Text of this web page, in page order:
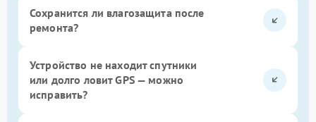
Сохранится ли влагозащита после
ремонта?
Устройство не находит спутники
или долго ловит GPS — можно
исправить?